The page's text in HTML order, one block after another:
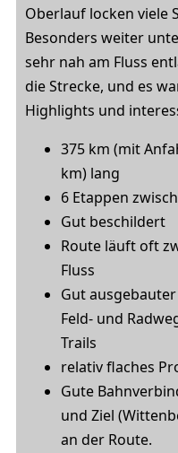
Oberlauf locken viele
Besonders weiter
sehr nah am Fluss
die Strecke, und es
Highlights und
375 km (mit
km) lang
6 Etappen
Gut beschildert
Route läuft oft
Fluss
Gut
Feld- und
Trails
relativ flaches
Gute
und Ziel
an der Route.